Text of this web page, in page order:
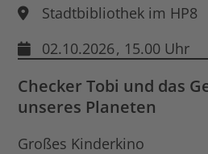
Stadtbibliothek im HP8
02.10.2026, 15.00 Uhr
Checker Tobi und das
unseres Planeten
Großes Kinderkino